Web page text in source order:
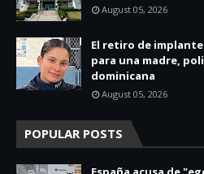
August 05, 2026
El retiro de
para una madre,
dominicana
August 05, 2026
POPULAR POSTS